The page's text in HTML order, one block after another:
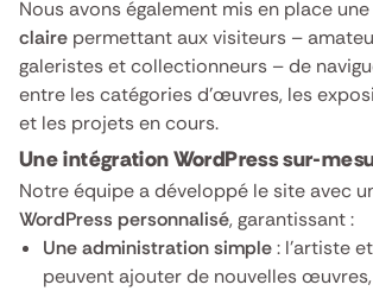
Nous avons également mis en place une
claire permettant aux visiteurs –
galeristes et collectionneurs – de
entre les catégories d’œuvres, les
et les projets en cours.
Une intégration WordPress sur-
Notre équipe a développé le site avec
WordPress personnalisé, garantissant :
Une administration simple: l’artiste
peuvent ajouter de nouvelles